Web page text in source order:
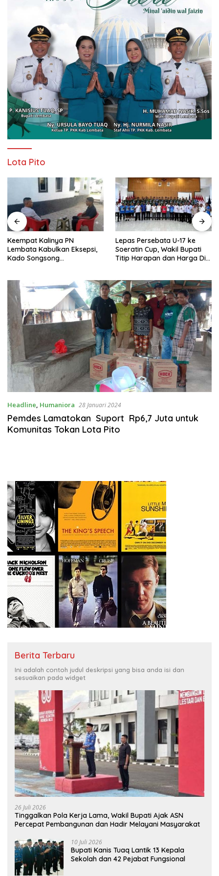
Lota Pito
Keempat Kalinya PN
Lembata Kabulkan Eksepsi,
Kado Songsong
Lepas Persebata U-17 ke
Soeratin Cup, Wakil Bupati
Titip Harapan dan Harga Diri
Headline, Humaniora 28 Januari 2024
Pemdes Lamatokan Suport Rp6,7 Juta untuk
Komunitas Tokan Lota Pito
Berita Terbaru
Ini adalah contoh judul deskripsi yang bisa anda isi dan
sesuaikan pada widget
26 Juli 2026
Tinggalkan Pola Kerja Lama, Wakil Bupati Ajak ASN
Percepat Pembangunan dan Hadir Melayani Masyarakat
10 Juli 2026
Bupati Kanis Tuaq Lantik 13 Kepala
Sekolah dan 42 Pejabat Fungsional